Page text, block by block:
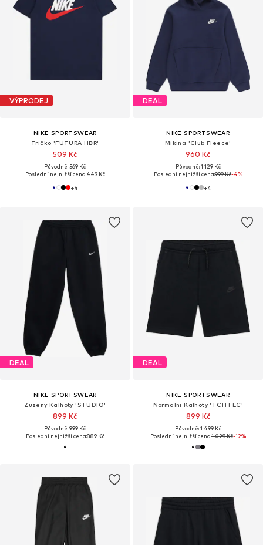
VÝPRODEJ
NIKE SPORTSWEAR
Tričko 'FUTURA HBR'
509 Kč
Původně: 569 Kč
Poslední nejnižší cena:449 Kč
+4
DEAL
NIKE SPORTSWEAR
Mikina 'Club Fleece'
960 Kč
Původně: 1 129 Kč
Poslední nejnižší cena:999 Kč-4%
+4
DEAL
NIKE SPORTSWEAR
Zúžený Kalhoty 'STUDIO'
899 Kč
Původně: 999 Kč
Poslední nejnižší cena:889 Kč
DEAL
NIKE SPORTSWEAR
Normální Kalhoty 'TCH FLC'
899 Kč
Původně: 1 499 Kč
Poslední nejnižší cena:1 029 Kč-12%